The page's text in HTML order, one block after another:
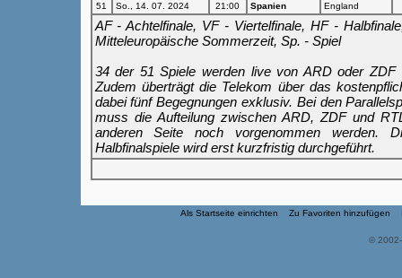
51
So., 14. 07. 2024 21:00 Spanien England
AF - Achtelfinale, VF - Viertelfinale, HF -
Mitteleuropäische Sommerzeit, Sp. - Spiel
34 der 51 Spiele werden live von ARD oder ZDF
Zudem überträgt die Telekom über das
dabei fünf Begegnungen exklusiv. Bei den
muss die Aufteilung zwischen ARD, ZDF und
anderen Seite noch vorgenommen werden.
Halbfinalspiele wird erst kurzfristig durchgeführt.
Als Startseite einrichten Zu Favoriten hinzufügen
©